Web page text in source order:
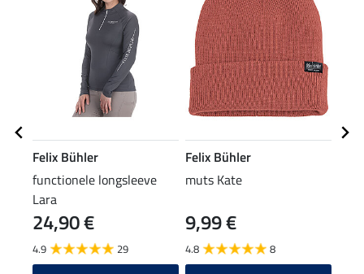
Felix Bühler
functionele longsleeve
Lara
24,90 €
4.9 29
Felix Bühler
muts Kate
9,99 €
4.8 8